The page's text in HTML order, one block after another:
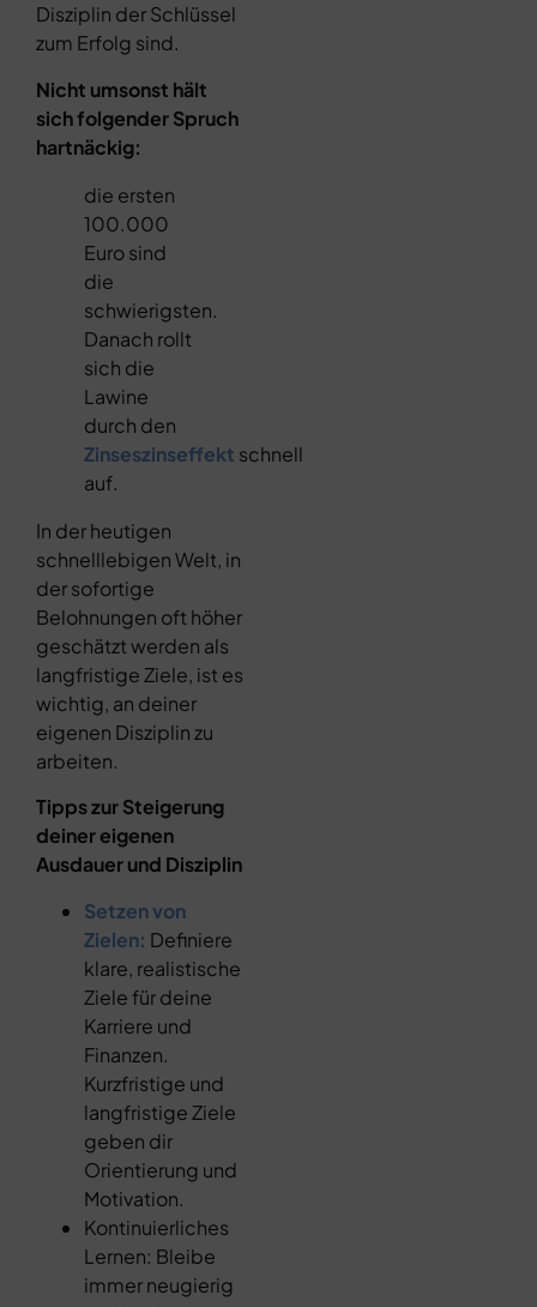
Disziplin der Schlüssel
zum Erfolg sind.
Nicht umsonst hält
sich folgender Spruch
hartnäckig:
die ersten
100.000
Euro sind
die
schwierigsten.
Danach rollt
sich die
Lawine
durch den
Zinseszinseffekt schnell
auf.
In der heutigen
schnelllebigen Welt, in
der sofortige
Belohnungen oft höher
geschätzt werden als
langfristige Ziele, ist es
wichtig, an deiner
eigenen Disziplin zu
arbeiten.
Tipps zur Steigerung
deiner eigenen
Ausdauer und Disziplin
Setzen von
Zielen: Definiere
klare, realistische
Ziele für deine
Karriere und
Finanzen.
Kurzfristige und
langfristige Ziele
geben dir
Orientierung und
Motivation.
Kontinuierliches
Lernen: Bleibe
immer neugierig